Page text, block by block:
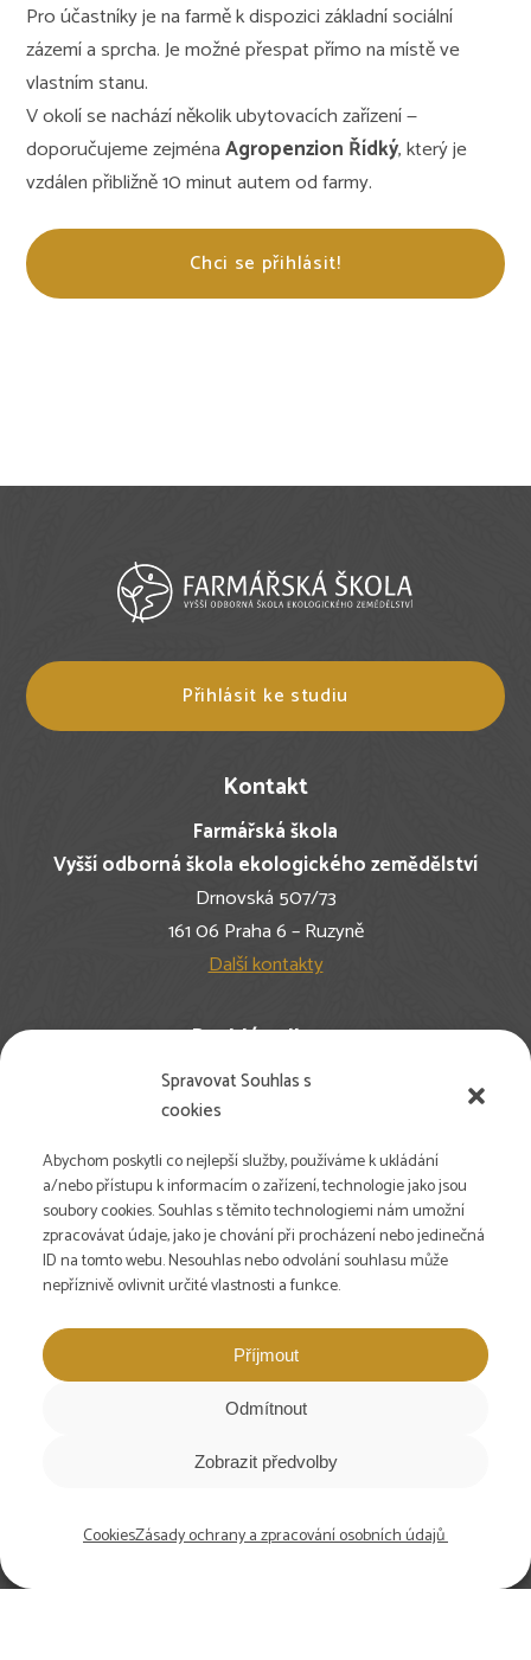
Spravovat Souhlas s
cookies
Abychom poskytli co nejlepší služby, používáme k ukládání
a/nebo přístupu k informacím o zařízení, technologie jako jsou
soubory cookies. Souhlas s těmito technologiemi nám umožní
zpracovávat údaje, jako je chování při procházení nebo jedinečná
ID na tomto webu. Nesouhlas nebo odvolání souhlasu může
nepříznivě ovlivnit určité vlastnosti a funkce.
Příjmout
Odmítnout
Zobrazit předvolby
CookiesZásady ochrany a zpracování osobních údajů
Pro účastníky je na farmě k dispozici základní sociální
zázemí a sprcha. Je možné přespat přímo na místě ve
vlastním stanu.
V okolí se nachází několik ubytovacích zařízení —
doporučujeme zejménaAgropenzion Řídký, který je
vzdálen přibližně 10 minut autem od farmy.
Chci se přihlásit!
Přihlásit ke studiu
Kontakt
Farmářská škola
Vyšší odborná škola ekologického zemědělství
Drnovská 507/73
161 06 Praha 6 – Ruzyně
Další kontakty
Rychlé odkazy
Nejčastější dotazy
Pro studenty
Pro farmy
Newsletter
Volné pozice
Podpořte nás
DE | Landbauschule
Sociální sítě
Zásady ochrany a zpracování osobních údajů